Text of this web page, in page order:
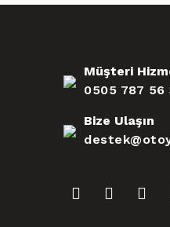
Müşteri
0505 787 56
Bize Ulaşın